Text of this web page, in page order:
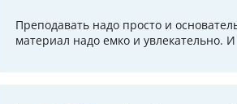
Преподавать надо просто и
материал надо емко и увлекательно.